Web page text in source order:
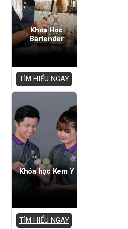
Khóa Học
Bartender
TÌM HIỂU NGAY
Khóa học Kem Ý
TÌM HIỂU NGAY